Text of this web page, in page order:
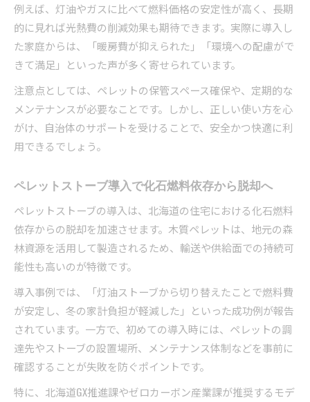
例えば、灯油やガスに比べて燃料価格の安定性が高く、長期
的に見れば光熱費の削減効果も期待できます。実際に導入し
た家庭からは、「暖房費が抑えられた」「環境への配慮がで
きて満足」といった声が多く寄せられています。
注意点としては、ペレットの保管スペース確保や、定期的な
メンテナンスが必要なことです。しかし、正しい使い方を心
がけ、自治体のサポートを受けることで、安全かつ快適に利
用できるでしょう。
ペレットストーブ導入で化石燃料依存から脱却へ
ペレットストーブの導入は、北海道の住宅における化石燃料
依存からの脱却を加速させます。木質ペレットは、地元の森
林資源を活用して製造されるため、輸送や供給面での持続可
能性も高いのが特徴です。
導入事例では、「灯油ストーブから切り替えたことで燃料費
が安定し、冬の家計負担が軽減した」といった成功例が報告
されています。一方で、初めての導入時には、ペレットの調
達先やストーブの設置場所、メンテナンス体制などを事前に
確認することが失敗を防ぐポイントです。
特に、北海道GX推進課やゼロカーボン産業課が推奨するモデ